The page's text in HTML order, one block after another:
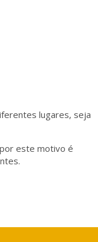
lugares, seja
este motivo é